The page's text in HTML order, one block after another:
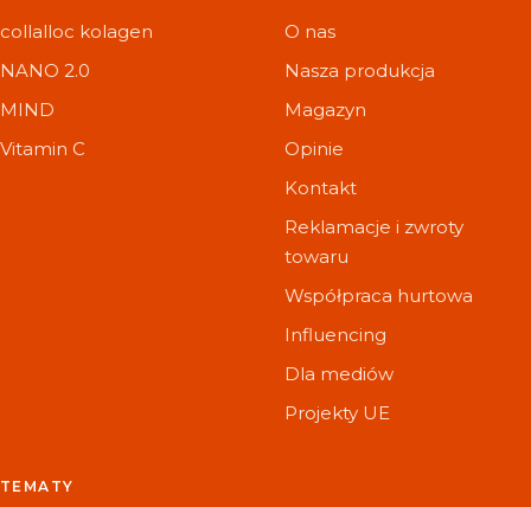
collalloc kolagen
NANO 2.0
MIND
Vitamin C
O nas
Nasza produkcja
Magazyn
Opinie
Kontakt
Reklamacje i zwroty
towaru
Współpraca hurtowa
Influencing
Dla mediów
Projekty UE
TEMATY